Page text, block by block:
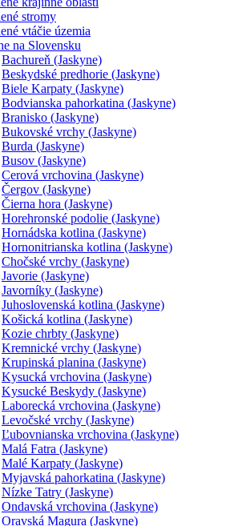
stromy
vtáčie územia
na Slovensku
Bachureň (Jaskyne)
Beskydské predhorie (Jaskyne)
Biele Karpaty (Jaskyne)
Bodvianska pahorkatina (Jaskyne)
Branisko (Jaskyne)
Bukovské vrchy (Jaskyne)
Burda (Jaskyne)
Busov (Jaskyne)
Cerová vrchovina (Jaskyne)
Čergov (Jaskyne)
Čierna hora (Jaskyne)
Horehronské podolie (Jaskyne)
Hornádska kotlina (Jaskyne)
Hornonitrianska kotlina (Jaskyne)
Chočské vrchy (Jaskyne)
Javorie (Jaskyne)
Javorníky (Jaskyne)
Juhoslovenská kotlina (Jaskyne)
Košická kotlina (Jaskyne)
Kozie chrbty (Jaskyne)
Kremnické vrchy (Jaskyne)
Krupinská planina (Jaskyne)
Kysucká vrchovina (Jaskyne)
Kysucké Beskydy (Jaskyne)
Laborecká vrchovina (Jaskyne)
Levočské vrchy (Jaskyne)
Ľubovnianska vrchovina (Jaskyne)
Malá Fatra (Jaskyne)
Malé Karpaty (Jaskyne)
Myjavská pahorkatina (Jaskyne)
Nízke Tatry (Jaskyne)
Ondavská vrchovina (Jaskyne)
Oravská Magura (Jaskyne)